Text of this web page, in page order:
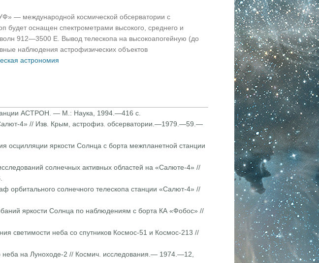
— международной космической обсер­ватории с
будет оснащен спектрометрами высокого, среднего и
912—3500 Е. Вывод телескопа на высокоапогейную (до
наблюдения астрофизических объектов
астрономия
АСТРОН. — М.: Наука, 1994.—416 с.
4» // Изв. Крым, астрофиз. обсервато­рии.—1979.—59.—
яркости Солнца с борта межпла­нетной станции
солнечных активных областей на «Салюте-4» //
орбитального солнечного телескопа станции «Салют-4» //
яркости Солнца по наблюдениям с борта КА «Фобос» //
неба со спутников Космос-51 и Космос-213 //
на Луноходе-2 // Космич. исследования.— 1974.—12,